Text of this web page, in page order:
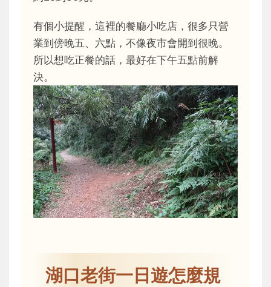
有個小提醒，這裡的餐廳小吃店，很多只營
業到傍晚五、六點，不像夜市會開到很晚。
所以想吃正餐的話，最好在下午五點前解
決。
湖口老街一日遊怎麼規